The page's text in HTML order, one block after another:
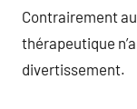
Contrairement
thérapeutique
divertissement.